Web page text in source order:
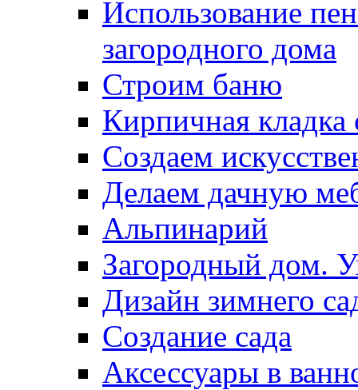
Использование
загородного дома
Строим баню
Кирпичная кладка
Создаем
Делаем дачную
Альпинарий
Загородный дом.
Дизайн зимнего
Создание сада
Аксессуары в